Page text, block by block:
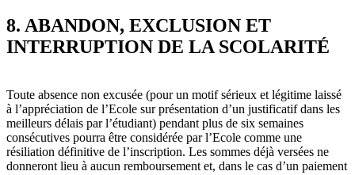
8. ABANDON, EXCLUSION ET
INTERRUPTION DE LA SCOLARITÉ
Toute absence non excusée (pour un motif sérieux et légitime laissé
à l’appréciation de l’Ecole sur présentation d’un justificatif dans les
meilleurs délais par l’étudiant) pendant plus de six semaines
consécutives pourra être considérée par l’Ecole comme une
résiliation définitive de l’inscription. Les sommes déjà versées ne
donneront lieu à aucun remboursement et, dans le cas d’un paiement